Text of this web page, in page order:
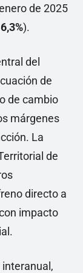
de 2025
).
del
de
de cambio
márgenes
La
de
directo a
impacto
interanual,